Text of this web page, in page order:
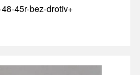
45r-bez-drotiv+